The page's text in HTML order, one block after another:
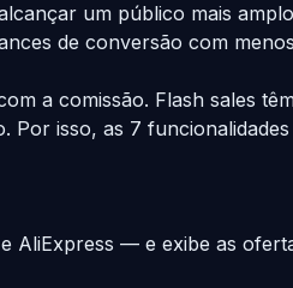
um público mais
de conversão com
a comissão. Flash sales
Por isso, as 7
AliExpress — e exibe as